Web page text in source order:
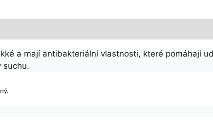
a mají antibakteriální vlastnosti, které pomáhají
suchu.